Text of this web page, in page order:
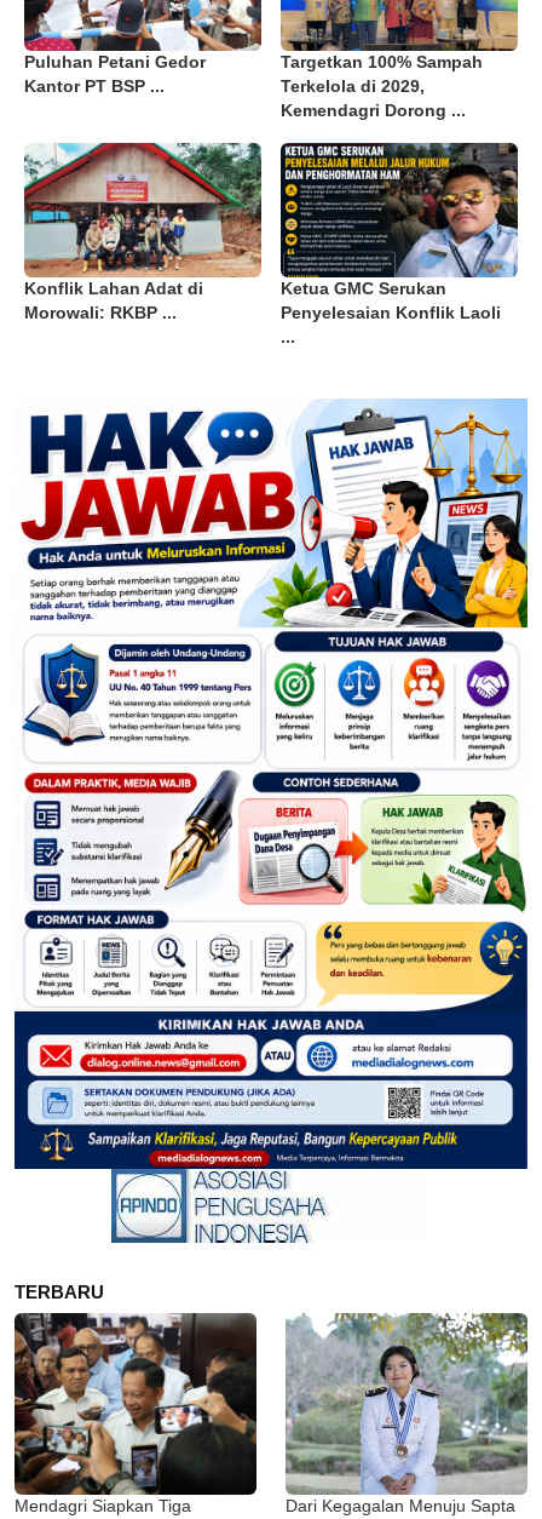
Puluhan Petani Gedor
Kantor PT BSP ...
Targetkan 100% Sampah
Terkelola di 2029,
Kemendagri Dorong ...
Konflik Lahan Adat di
Morowali: RKBP ...
Ketua GMC Serukan
Penyelesaian Konflik Laoli
...
TERBARU
Mendagri Siapkan Tiga
Dari Kegagalan Menuju Sapta